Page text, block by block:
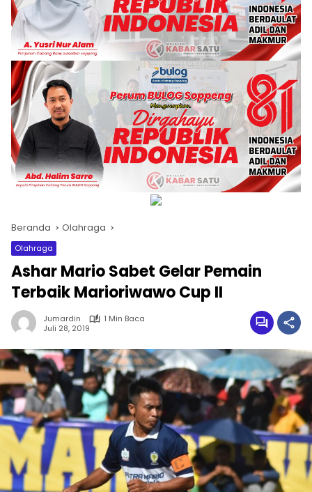
Beranda Olahraga
Olahraga
Ashar Mario Sabet Gelar Pemain
Terbaik Marioriwawo Cup II
Jumardin
1 Min Baca
Juli 28, 2019